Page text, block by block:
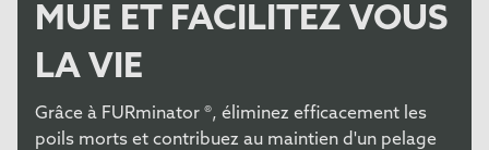
MUE ET FACILITEZ VOUS
LA VIE
Grâce à FURminator ®, éliminez efficacement les
poils morts et contribuez au maintien d'un pelage